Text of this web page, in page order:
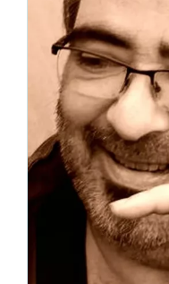
Jean-Claude
Essais &